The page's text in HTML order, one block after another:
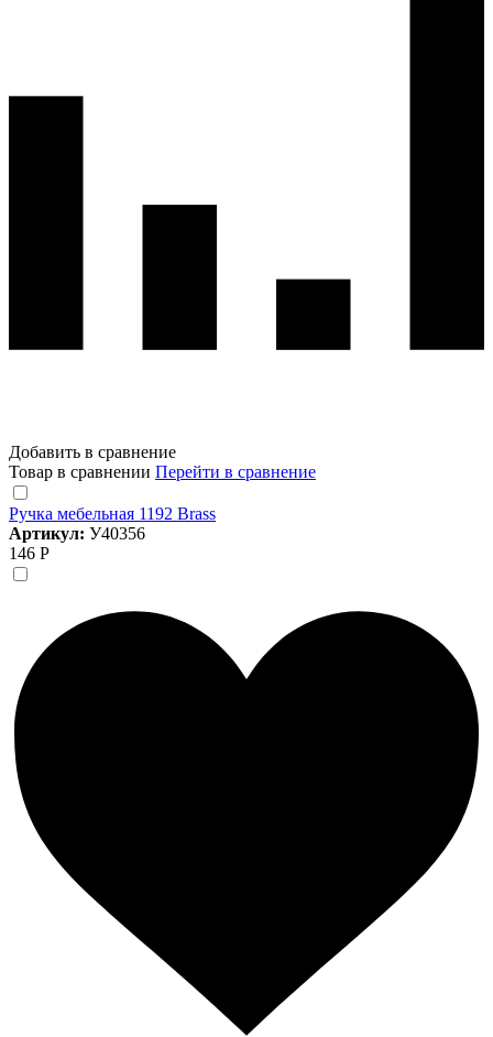
Добавить в сравнение
Товар в сравнении Перейти в сравнение
Ручка мебельная 1192 Brass
Артикул: У40356
146 Р